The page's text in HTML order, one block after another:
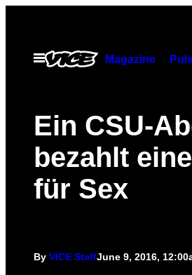
contentOpen
Menu
Magazine
​Ein CSU-
bezahlt
für Sex
By VICE StaffJune 9, 2016,